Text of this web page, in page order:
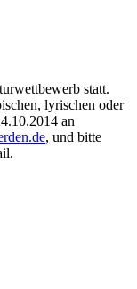
statt.
lyrischen oder
an
, und bitte